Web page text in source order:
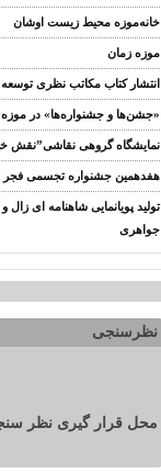
خانه‌موزه محیط‌ زیست اوشان
موزه زمان
انتشار کتاب مکاتب نظری توسعه
«جشن‌ها و جشنواره‌ها» در موزه
نمایشگاه گروهی نقاشی”نقش
هفدهمین جشنواره تجسمی فجر
تولید پویانمایی شاهنامه ای
جواهری
نظرسنجی
محل قرار گیری نظر